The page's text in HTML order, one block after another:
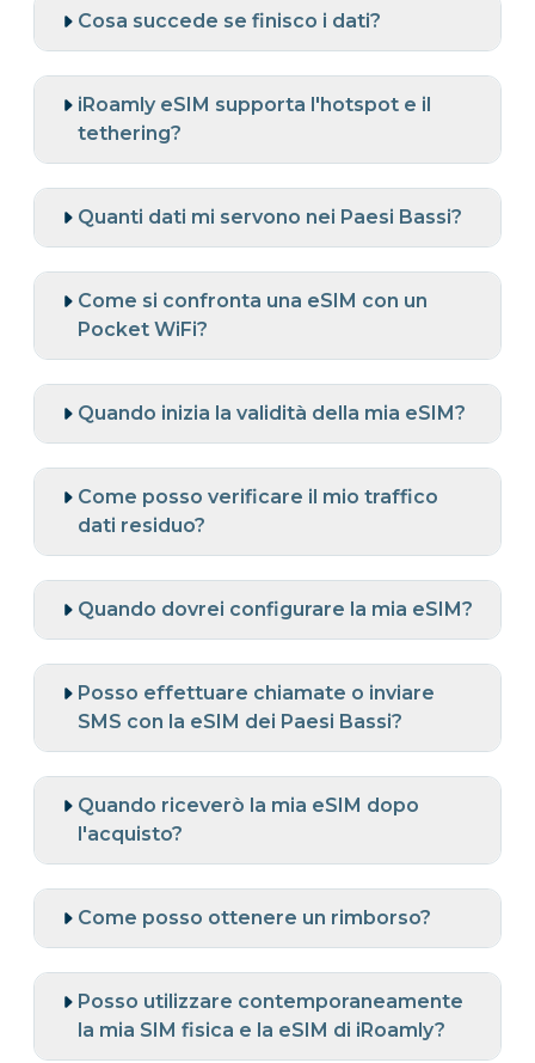
Cosa succede se finisco i dati?
iRoamly eSIM supporta l'hotspot e il
tethering?
Quanti dati mi servono nei Paesi Bassi?
Come si confronta una eSIM con un
Pocket WiFi?
Quando inizia la validità della mia eSIM?
Come posso verificare il mio traffico
dati residuo?
Quando dovrei configurare la mia eSIM?
Posso effettuare chiamate o inviare
SMS con la eSIM dei Paesi Bassi?
Quando riceverò la mia eSIM dopo
l'acquisto?
Come posso ottenere un rimborso?
Posso utilizzare contemporaneamente
la mia SIM fisica e la eSIM di iRoamly?